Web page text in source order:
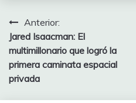
Navegación
de
entradas
Anterior:
Jared Isaacman: El
multimillonario que logró la
primera caminata espacial
privada